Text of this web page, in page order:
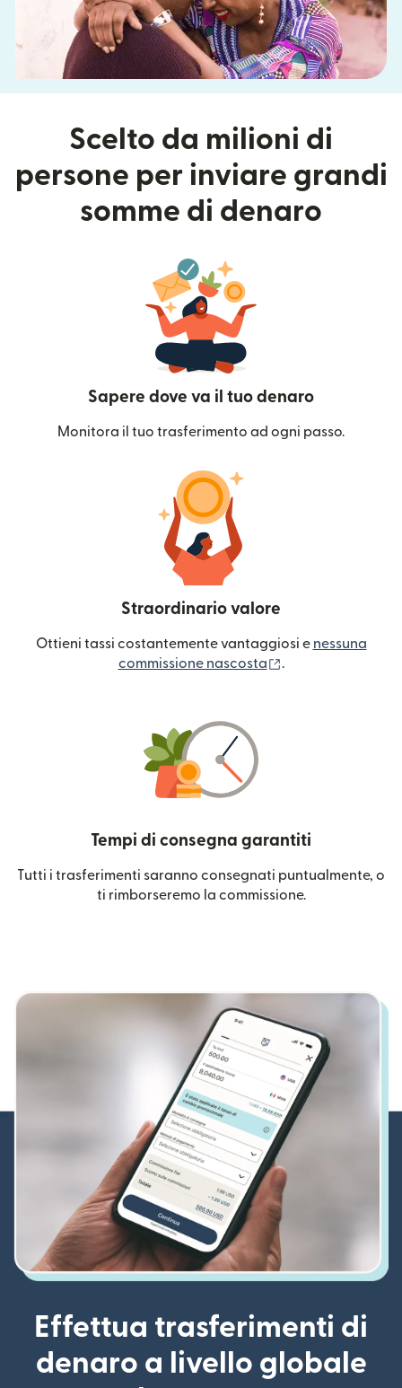
Scelto da milioni di
persone per inviare grandi
somme di denaro
Sapere dove va il tuo denaro
Monitora il tuo trasferimento ad ogni passo.
Straordinario valore
Ottieni tassi costantemente vantaggiosi e nessuna
commissione nascosta
.
Tempi di consegna garantiti
Tutti i trasferimenti saranno consegnati puntualmente, o
ti rimborseremo la commissione.
Effettua trasferimenti di
denaro a livello globale